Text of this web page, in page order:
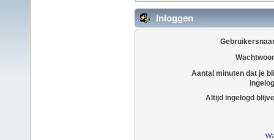
Inloggen
Aantal minuten dat je
Altijd ingelogd